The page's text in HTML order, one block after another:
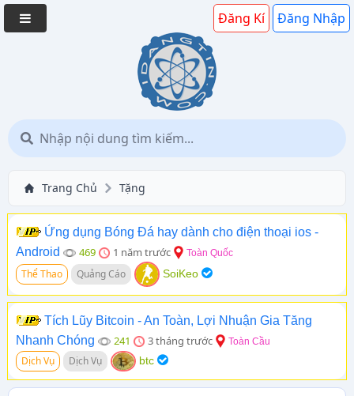
Đăng Kí Đăng Nhập
Trang Chủ Tặng
Ứng dụng Bóng Đá hay dành cho điện thoại ios -
Android
469 1 năm trước Toàn Quốc
Thể Thao Quảng Cáo SoiKeo
Tích Lũy Bitcoin - An Toàn, Lợi Nhuận Gia Tăng
Nhanh Chóng
241 3 tháng trước Toàn Cầu
Dịch Vụ Dịch Vụ btc